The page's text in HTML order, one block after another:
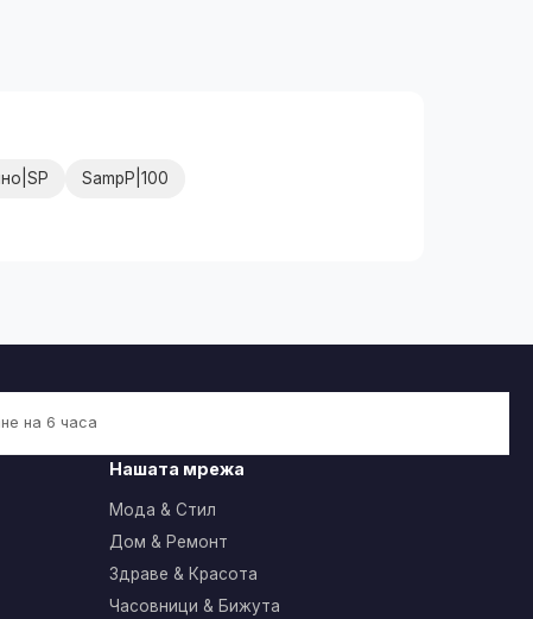
SampP|100
на 6 часа
Нашата мрежа
Мода & Стил
Дом & Ремонт
Здраве & Красота
Часовници & Бижута